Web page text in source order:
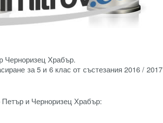
Черноризец Храбър.
за 5 и 6 клас от състезания 2016 / 2017
Петър и Черноризец Храбър: